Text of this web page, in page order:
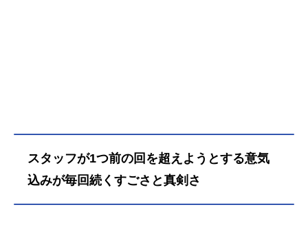
スタッフが1つ前の回を超えようとする意気
込みが毎回続くすごさと真剣さ